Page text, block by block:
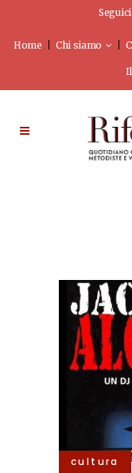
Home Chi siamo
cultura